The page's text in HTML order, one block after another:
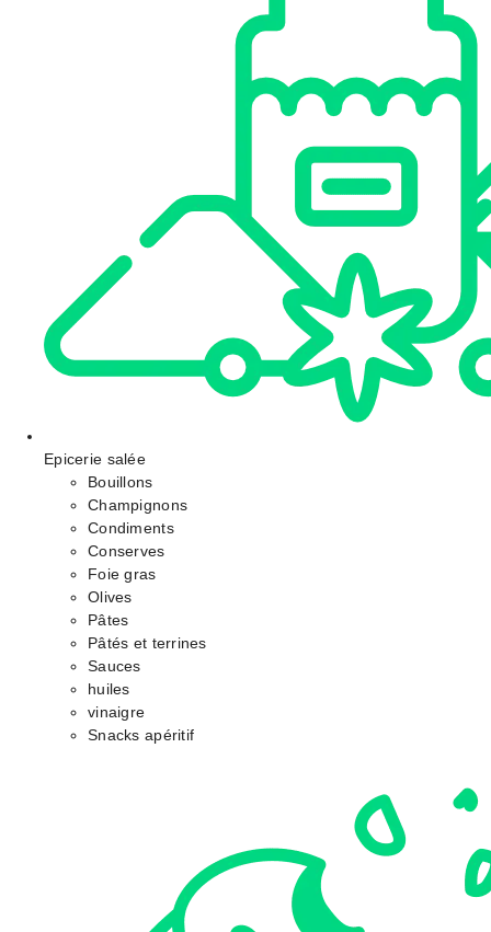
Epicerie salée
Bouillons
Champignons
Condiments
Conserves
Foie gras
Olives
Pâtes
Pâtés et terrines
Sauces
huiles
vinaigre
Snacks apéritif